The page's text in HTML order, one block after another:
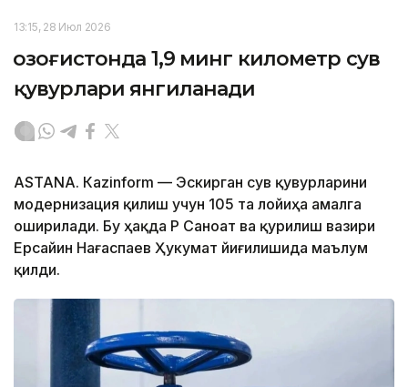
13:15, 28 Июл 2026
Қозоғистонда 1,9 минг километр сув
қувурлари янгиланади
ASTANА. Кazinform — Эскирган сув қувурларини
модернизация қилиш учун 105 та лойиҳа амалга
оширилади. Бу ҳақда ҚР Саноат ва қурилиш вазири
Ерсайин Нағаспаев Ҳукумат йиғилишида маълум
қилди.